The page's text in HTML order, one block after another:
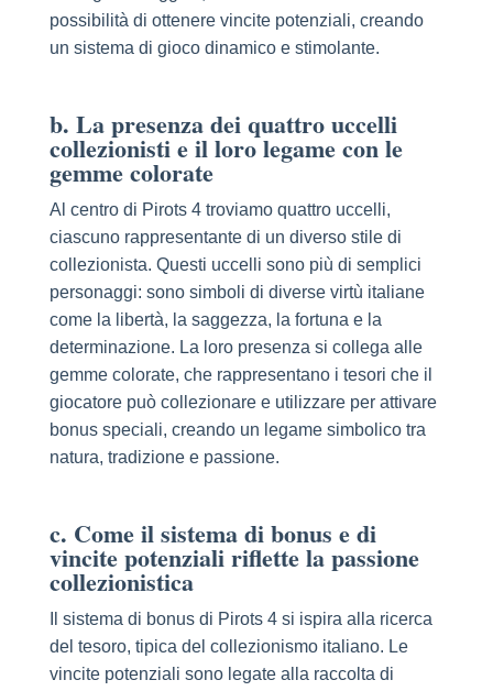
possibilità di ottenere vincite potenziali, creando
un sistema di gioco dinamico e stimolante.
b. La presenza dei quattro uccelli
collezionisti e il loro legame con le
gemme colorate
Al centro di Pirots 4 troviamo quattro uccelli,
ciascuno rappresentante di un diverso stile di
collezionista. Questi uccelli sono più di semplici
personaggi: sono simboli di diverse virtù italiane
come la libertà, la saggezza, la fortuna e la
determinazione. La loro presenza si collega alle
gemme colorate, che rappresentano i tesori che il
giocatore può collezionare e utilizzare per attivare
bonus speciali, creando un legame simbolico tra
natura, tradizione e passione.
c. Come il sistema di bonus e di
vincite potenziali riflette la passione
collezionistica
Il sistema di bonus di Pirots 4 si ispira alla ricerca
del tesoro, tipica del collezionismo italiano. Le
vincite potenziali sono legate alla raccolta di